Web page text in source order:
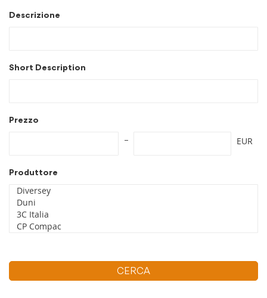
Descrizione
Short Description
Prezzo
EUR
Produttore
CERCA